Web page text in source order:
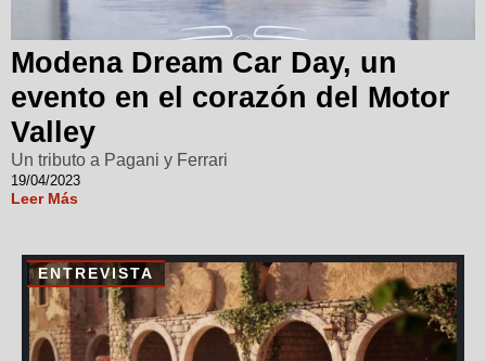
Modena Dream Car Day, un
evento en el corazón del Motor
Valley
Un tributo a Pagani y Ferrari
19/04/2023
Leer Más
ENTREVISTA